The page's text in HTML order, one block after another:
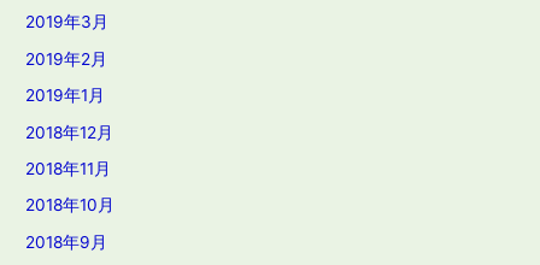
2019年3月
2019年2月
2019年1月
2018年12月
2018年11月
2018年10月
2018年9月